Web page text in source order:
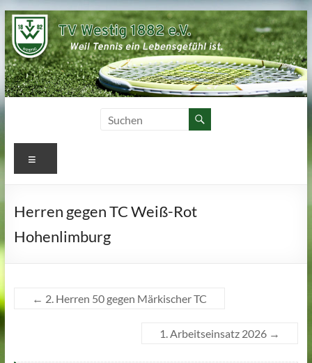
Zum
Inhalt
springen
Herren gegen TC Weiß-Rot
Hohenlimburg
← 2. Herren 50 gegen Märkischer TC
1. Arbeitseinsatz 2026 →